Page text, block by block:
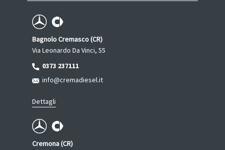
Bagnolo Cremasco (CR)
Via Leonardo Da Vinci, 55
0373 237111
info@cremadiesel.it
Dettagli
Cremona (CR)